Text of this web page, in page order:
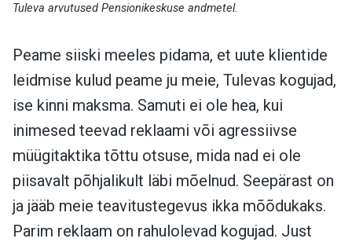
Tuleva arvutused Pensionikeskuse andmetel.
Peame siiski meeles pidama, et uute klientide
leidmise kulud peame ju meie, Tulevas kogujad,
ise kinni maksma. Samuti ei ole hea, kui
inimesed teevad reklaami või agressiivse
müügitaktika tõttu otsuse, mida nad ei ole
piisavalt põhjalikult läbi mõelnud. Seepärast on
ja jääb meie teavitustegevus ikka mõõdukaks.
Parim reklaam on rahulolevad kogujad. Just